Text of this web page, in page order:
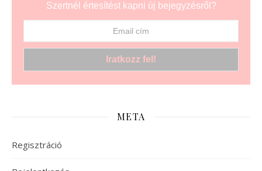
Szertnél értesítést kapni új bejegyzésről?
META
Regisztráció